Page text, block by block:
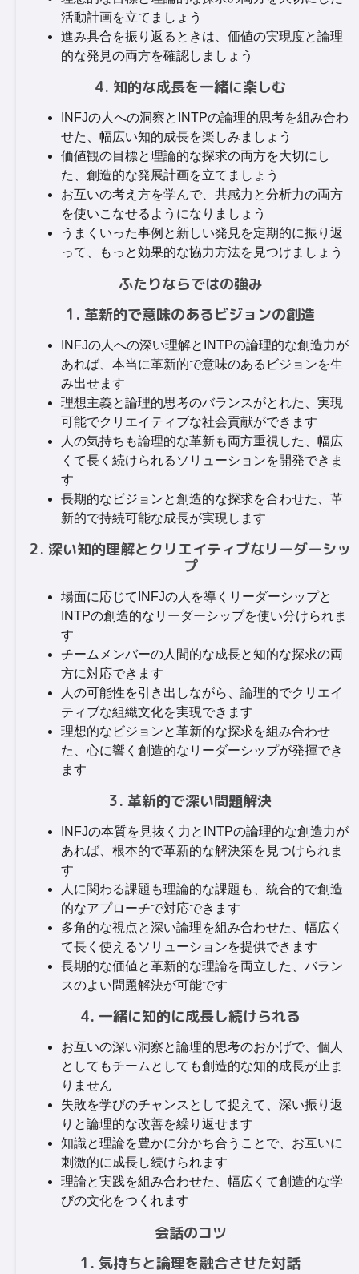
活動計画を立てましょう
進み具合を振り返るときは、価値の実現度と論理
的な発見の両方を確認しましょう
4. 知的な成長を一緒に楽しむ
INFJの人への洞察とINTPの論理的思考を組み合わ
せた、幅広い知的成長を楽しみましょう
価値観の目標と理論的な探求の両方を大切にし
た、創造的な発展計画を立てましょう
お互いの考え方を学んで、共感力と分析力の両方
を使いこなせるようになりましょう
うまくいった事例と新しい発見を定期的に振り返
って、もっと効果的な協力方法を見つけましょう
ふたりならではの強み
1. 革新的で意味のあるビジョンの創造
INFJの人への深い理解とINTPの論理的な創造力が
あれば、本当に革新的で意味のあるビジョンを生
み出せます
理想主義と論理的思考のバランスがとれた、実現
可能でクリエイティブな社会貢献ができます
人の気持ちも論理的な革新も両方重視した、幅広
くて長く続けられるソリューションを開発できま
す
長期的なビジョンと創造的な探求を合わせた、革
新的で持続可能な成長が実現します
2. 深い知的理解とクリエイティブなリーダーシッ
プ
場面に応じてINFJの人を導くリーダーシップと
INTPの創造的なリーダーシップを使い分けられま
す
チームメンバーの人間的な成長と知的な探求の両
方に対応できます
人の可能性を引き出しながら、論理的でクリエイ
ティブな組織文化を実現できます
理想的なビジョンと革新的な探求を組み合わせ
た、心に響く創造的なリーダーシップが発揮でき
ます
3. 革新的で深い問題解決
INFJの本質を見抜く力とINTPの論理的な創造力が
あれば、根本的で革新的な解決策を見つけられま
す
人に関わる課題も理論的な課題も、統合的で創造
的なアプローチで対応できます
多角的な視点と深い論理を組み合わせた、幅広く
て長く使えるソリューションを提供できます
長期的な価値と革新的な理論を両立した、バラン
スのよい問題解決が可能です
4. 一緒に知的に成長し続けられる
お互いの深い洞察と論理的思考のおかげで、個人
としてもチームとしても創造的な知的成長が止ま
りません
失敗を学びのチャンスとして捉えて、深い振り返
りと論理的な改善を繰り返せます
知識と理論を豊かに分かち合うことで、お互いに
刺激的に成長し続けられます
理論と実践を組み合わせた、幅広くて創造的な学
びの文化をつくれます
会話のコツ
1. 気持ちと論理を融合させた対話